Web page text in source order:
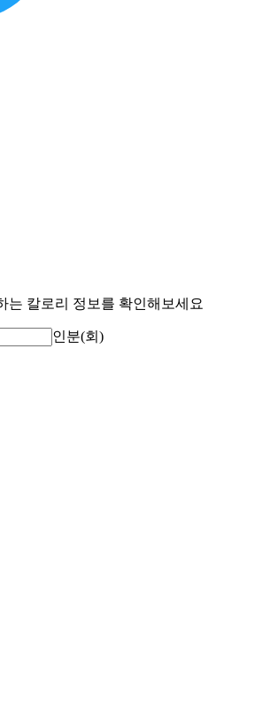
는 칼로리 정보를 확인해보세요
인분(회)